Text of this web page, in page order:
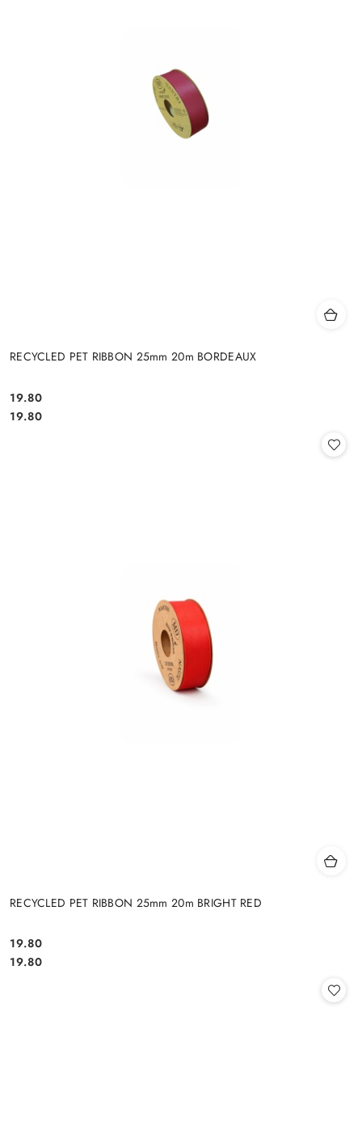
RECYCLED PET RIBBON 25mm 20m BORDEAUX
Cena:
19.80
Cena:
19.80
RECYCLED PET RIBBON 25mm 20m BRIGHT RED
Cena:
19.80
Cena:
19.80